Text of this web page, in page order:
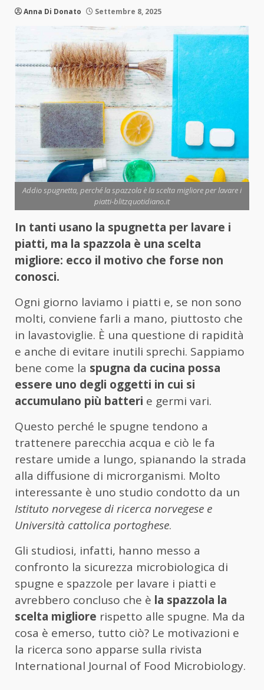
Anna Di Donato Settembre 8, 2025
Addio spugnetta, perché la spazzola è la scelta migliore per lavare i
piatti-blitzquotidiano.it
In tanti usano la spugnetta per lavare i
piatti, ma la spazzola è una scelta
migliore: ecco il motivo che forse non
conosci.
Ogni giorno laviamo i piatti e, se non sono
molti, conviene farli a mano, piuttosto che
in lavastoviglie. È una questione di rapidità
e anche di evitare inutili sprechi. Sappiamo
bene come la spugna da cucina possa
essere uno degli oggetti in cui si
accumulano più batteri e germi vari.
Questo perché le spugne tendono a
trattenere parecchia acqua e ciò le fa
restare umide a lungo, spianando la strada
alla diffusione di microrganismi. Molto
interessante è uno studio condotto da un
Istituto norvegese di ricerca norvegese e
Università cattolica portoghese.
Gli studiosi, infatti, hanno messo a
confronto la sicurezza microbiologica di
spugne e spazzole per lavare i piatti e
avrebbero concluso che è la spazzola la
scelta migliore rispetto alle spugne. Ma da
cosa è emerso, tutto ciò? Le motivazioni e
la ricerca sono apparse sulla rivista
International Journal of Food Microbiology.